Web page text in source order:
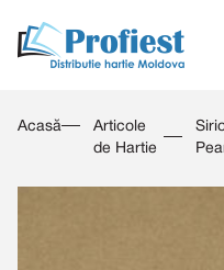
Acasă
Articole
de Hartie